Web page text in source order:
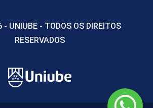
UNIUBE - TODOS OS DIREITOS
RESERVADOS